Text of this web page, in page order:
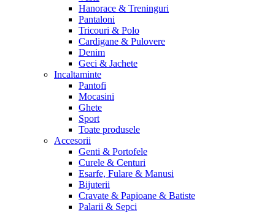
Hanorace & Treninguri
Pantaloni
Tricouri & Polo
Cardigane & Pulovere
Denim
Geci & Jachete
Incaltaminte
Pantofi
Mocasini
Ghete
Sport
Toate produsele
Accesorii
Genti & Portofele
Curele & Centuri
Esarfe, Fulare & Manusi
Bijuterii
Cravate & Papioane & Batiste
Palarii & Sepci